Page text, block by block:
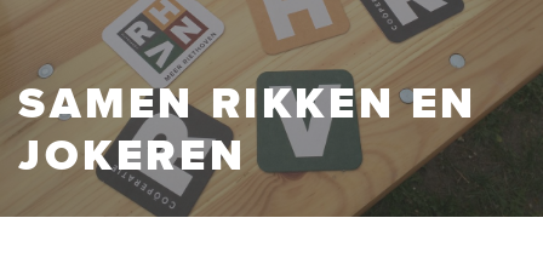
SAMEN RIKKEN EN
JOKEREN